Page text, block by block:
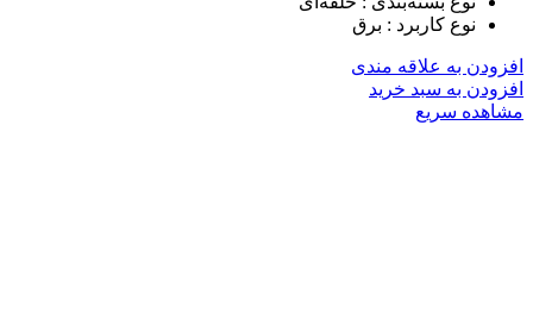
نوع کاربرد : برق
افزودن به علاقه مندی
افزودن به سبد خرید
مشاهده سریع